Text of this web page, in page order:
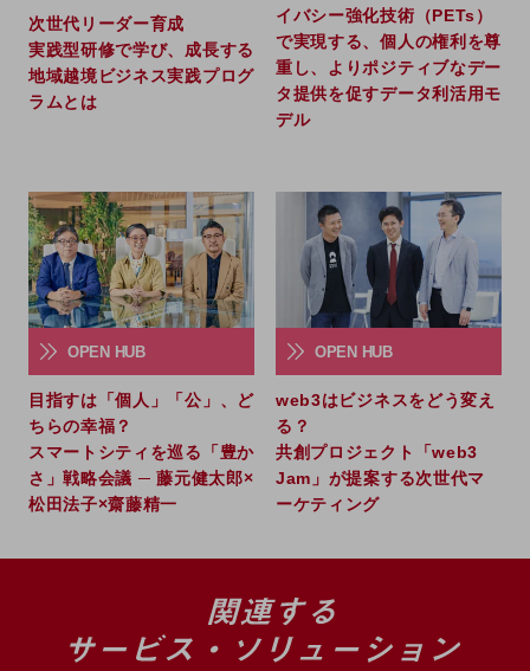
ネットワーク・モバイル
クラウド・データセンター
電話・映像コミュニケーション
データ利活用
業務支援・マーケティング
災害対策・BCP
課題・ニーズで探す
課題・ニーズで探すTOP
業務効率化
次世代リーダー育成
実践型研修で学び、成長する
地域越境ビジネス実践プログ
ラムとは
イバシー強化技術（PETs）
で実現する、個人の権利を尊
重し、よりポジティブなデー
タ提供を促すデータ利活用モ
デル
OPEN HUB
目指すは「個人」「公」、ど
ちらの幸福？
スマートシティを巡る「豊か
さ」戦略会議 ─ 藤元健太郎×
松田法子×齋藤精一
OPEN HUB
web3はビジネスをどう変え
る？
共創プロジェクト「web3
Jam」が提案する次世代マ
ーケティング